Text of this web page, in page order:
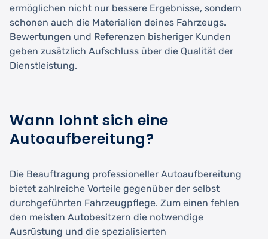
ermöglichen nicht nur bessere Ergebnisse, sondern
schonen auch die Materialien deines Fahrzeugs.
Bewertungen und Referenzen bisheriger Kunden
geben zusätzlich Aufschluss über die Qualität der
Dienstleistung.
Wann lohnt sich eine
Autoaufbereitung?
Die Beauftragung professioneller Autoaufbereitung
bietet zahlreiche Vorteile gegenüber der selbst
durchgeführten Fahrzeugpflege. Zum einen fehlen
den meisten Autobesitzern die notwendige
Ausrüstung und die spezialisierten